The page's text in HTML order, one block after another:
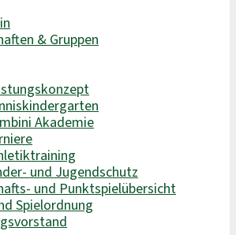
& Gruppen
Akademie
und Jugendschutz
und Punktspielübersicht
Spielordnung